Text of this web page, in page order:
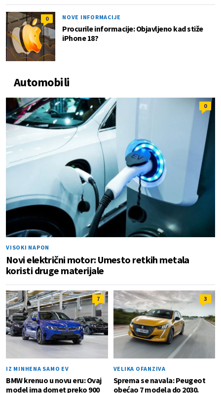
0 NOVE INFORMACIJE
Procurile informacije: Objavljeno kad stiže
iPhone 18?
Automobili
0
VISOKI NAPON
Novi električni motor: Umesto retkih metala
koristi druge materijale
7
IZ MINHENA SAMO EV
BMW krenuo u novu eru: Ovaj
model ima domet preko 900
3
VELIKA OFANZIVA
Sprema se navala: Peugeot
obećao 7 modela do 2030.